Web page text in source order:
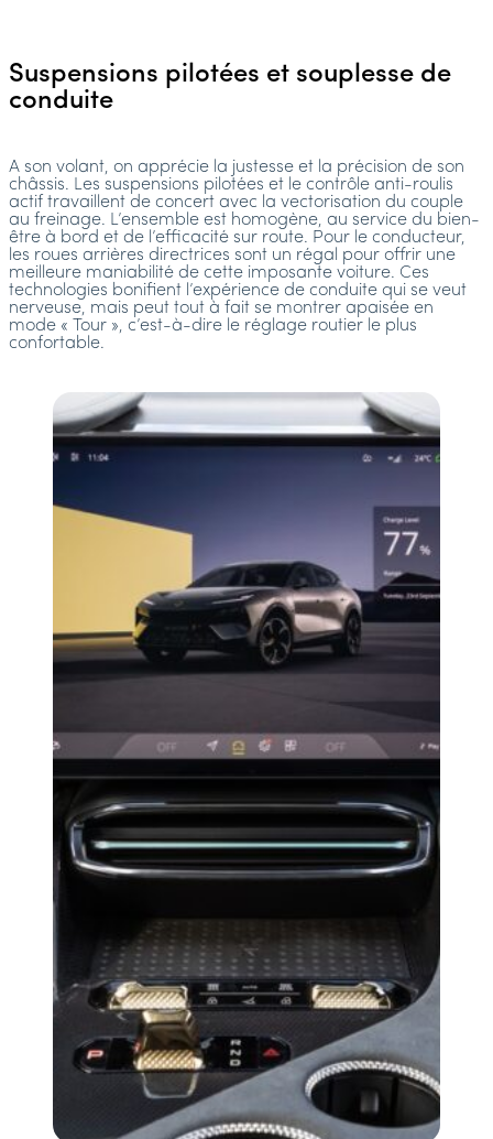
Suspensions pilotées et souplesse de
conduite
A son volant, on apprécie la justesse et la précision de son
châssis. Les suspensions pilotées et le contrôle anti-roulis
actif travaillent de concert avec la vectorisation du couple
au freinage. L’ensemble est homogène, au service du bien-
être à bord et de l’efficacité sur route. Pour le conducteur,
les roues arrières directrices sont un régal pour offrir une
meilleure maniabilité de cette imposante voiture. Ces
technologies bonifient l’expérience de conduite qui se veut
nerveuse, mais peut tout à fait se montrer apaisée en
mode « Tour », c’est-à-dire le réglage routier le plus
confortable.